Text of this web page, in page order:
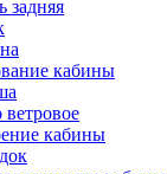
задняя
кабины
кабины